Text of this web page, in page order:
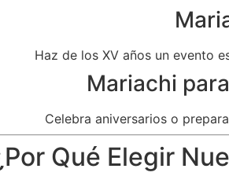
Haz de los XV años un evento
Mariachi
Celebra aniversarios o
Qué Elegir